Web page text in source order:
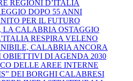
REGIONI D’ITALIA
DOPO 55 ANNI
PER IL FUTURO
LA CALABRIA OSTAGGIO
RESPIRA VELENO
CALABRIA ANCORA
DI AGENDA 2030
DELLE AREE INTERNE
DEI BORGHI CALABRESI